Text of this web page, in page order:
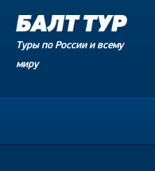
Туры по России и всему
миру